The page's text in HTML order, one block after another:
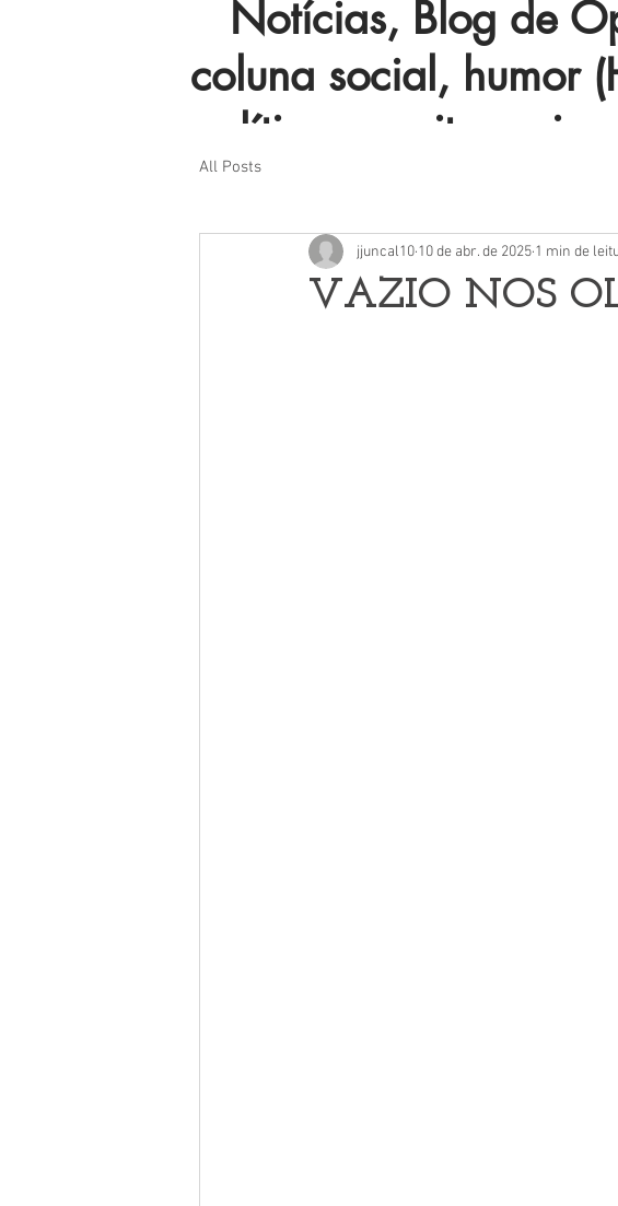
Notícias, Blog de
coluna social, humor
política e muito mais.
All Posts
VAZIO NOS
jjuncal10 10 de abr. de 2025 1 min de